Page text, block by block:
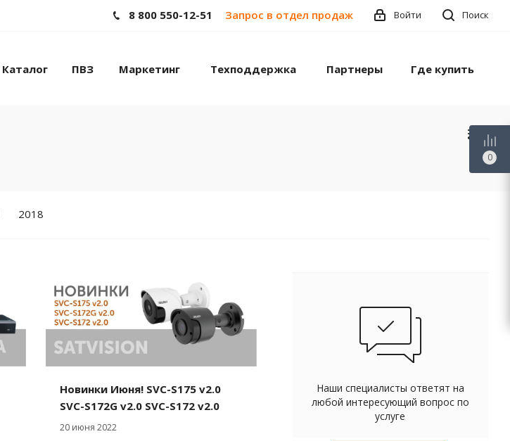
Поиск
Войти
8 800 550-12-51 Запрос в отдел продаж
Каталог ПВЗ Маркетинг Техподдержка Партнеры Где купить
2018
Новинки Июня! SVC-S175 v2.0
SVC-S172G v2.0 SVC-S172 v2.0
20 июня 2022
Наши специалисты ответят на
любой интересующий вопрос по
услуге
0